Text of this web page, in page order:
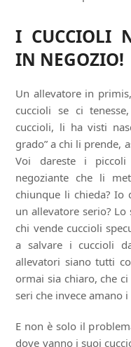
I CUCCIOLI
IN NEGOZIO!
Un allevatore in
cuccioli se ci
cuccioli, li ha visti
grado” a chi li prende,
Voi dareste i
negoziante che li
chiunque li chieda?
un allevatore serio?
chi vende cuccioli
a salvare i cuccioli
allevatori siano tutti
ormai sia chiaro, che
seri che invece amano
E non è solo il
dove vanno i suoi